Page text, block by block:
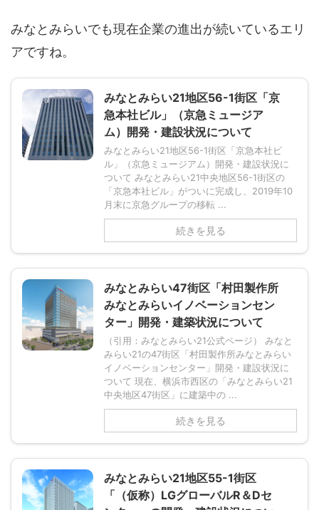
みなとみらいでも現在企業の進出が続いているエリ
アですね。
みなとみらい21地区56-1街区「京
急本社ビル」（京急ミュージア
ム）開発・建設状況について
みなとみらい21地区56-1街区「京急本社ビ
ル」（京急ミュージアム）開発・建設状況に
ついて みなとみらい21中央地区56-1街区の
「京急本社ビル」がついに完成し、2019年10
月末に京急グループの移転 ...
続きを見る
みなとみらい47街区「村田製作所
みなとみらいイノベーションセン
ター」開発・建築状況について
（引用：みなとみらい21公式ページ） みなと
みらい21の47街区「村田製作所みなとみらい
イノベーションセンター」開発・建設状況に
ついて 現在、横浜市西区の「みなとみらい21
中央地区47街区」に建築中の ...
続きを見る
みなとみらい21地区55-1街区
「（仮称）LGグローバルR＆Dセ